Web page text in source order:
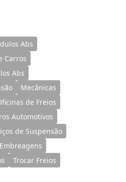
Abs
Carros
Abs
Mecânicas
de Freios
Automotivos
de Suspensão
Trocar Freios